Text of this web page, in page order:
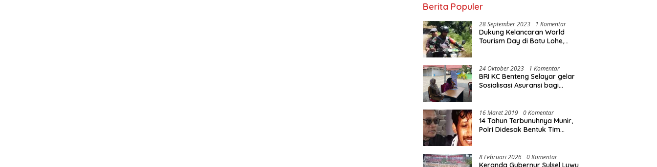
Berita Populer
28 September 2023 1 Komentar
Dukung Kelancaran World
Tourism Day di Batu Lohe,
Motor Dinas
24 Oktober 2023 1 Komentar
BRI KC Benteng Selayar gelar
Sosialisasi Asuransi bagi
16 Maret 2019 0 Komentar
14 Tahun Terbunuhnya Munir,
Polri Didesak Bentuk Tim
8 Februari 2026 0 Komentar
Keranda Gubernur Sulsel Luwu